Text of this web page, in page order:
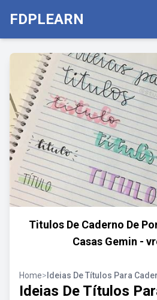
FDPLEARN
Titulos De Caderno De
Casas Gemin -
Home> Ideias De Títulos Para
Ideias De Títulos